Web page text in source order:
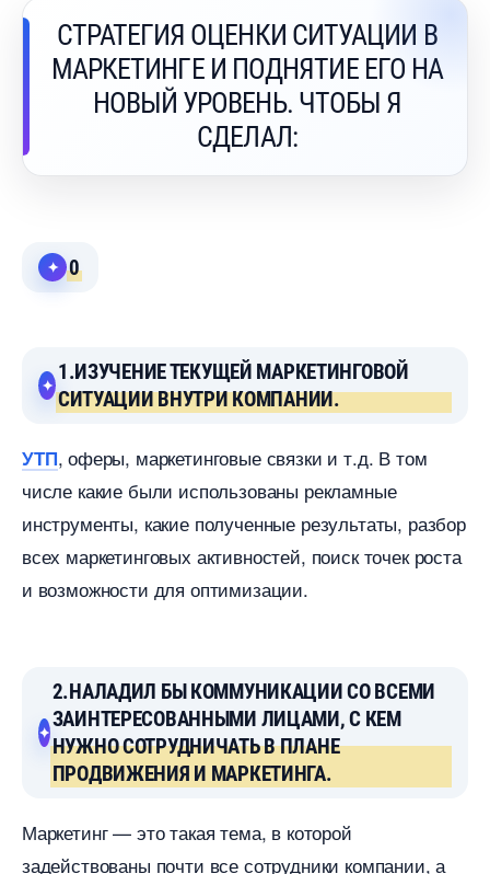
СТРАТЕГИЯ ОЦЕНКИ СИТУАЦИИ
МАРКЕТИНГЕ И ПОДНЯТИЕ ЕГО НА
НОВЫЙ УРОВЕНЬ. ЧТОБЫ Я
СДЕЛАЛ:
0
1.ИЗУЧЕНИЕ ТЕКУЩЕЙ МАРКЕТИНГОВОЙ
СИТУАЦИИ ВНУТРИ КОМПАНИИ.
УТП, оферы, маркетинговые связки и т.д. В том
числе какие были использованы рекламные
инструменты, какие полученные результаты, разбор
сех маркетинговых активностей, поиск точек роста
и возможности для оптимизации.
2.НАЛАДИЛ БЫ КОММУНИКАЦИИ СО ВСЕМИ
ЗАИНТЕРЕСОВАННЫМИ ЛИЦАМИ, С КЕМ
НУЖНО СОТРУДНИЧАТЬ В ПЛАНЕ
ПРОДВИЖЕНИЯ И МАРКЕТИНГА.
Маркетинг — это такая тема, в которой
задействованы почти все сотрудники компании, а